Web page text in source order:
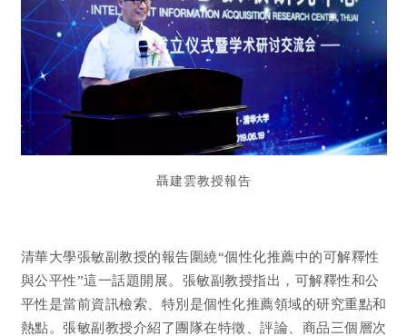
聶建雲教授報告
清華大學張敏副教授的報告圍繞“個性化推薦中的可解釋性
與公平性”這一話題開展。張敏副教授指出，可解釋性和公
平性是當前資訊檢索、特別是個性化推薦領域的研究重點和
熱點。張敏副教授介紹了團隊在特徵、評論、商品三個層次